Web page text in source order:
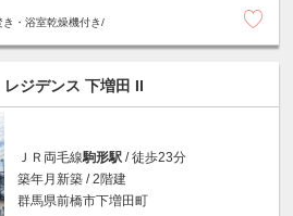
・浴室乾燥機付き/
レジデンス 下増田 II
ＪＲ両毛線駒形駅 / 徒歩23分
築年月新築 / 2階建
群馬県前橋市下増田町